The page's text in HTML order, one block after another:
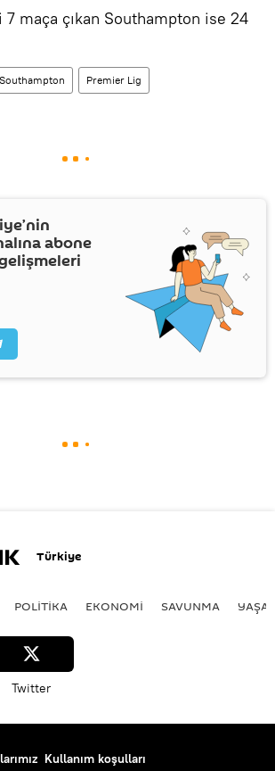
maça çıkan Southampton ise 24
Southampton Premier Lig
abone
Türkiye
POLİTİKA EKONOMİ SAVUNMA
Twitter
Kullanım koşulları